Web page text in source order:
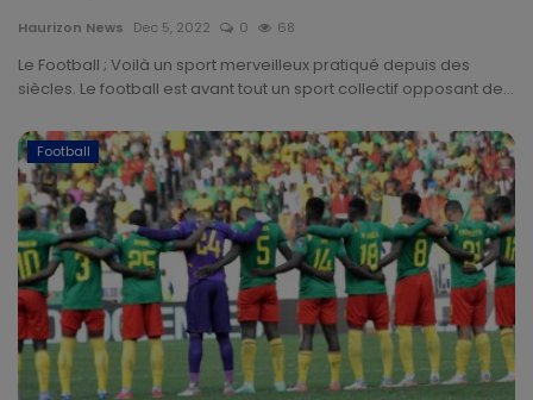
Motivation
Politique
Articles Sponsorisés
Education
Santé
Économie
Haurizon News Dec 5, 2022 0 68
Le Football ; Voilà un sport merveilleux pratiqué depuis des
siècles. Le football est avant tout un sport collectif opposant de...
Football